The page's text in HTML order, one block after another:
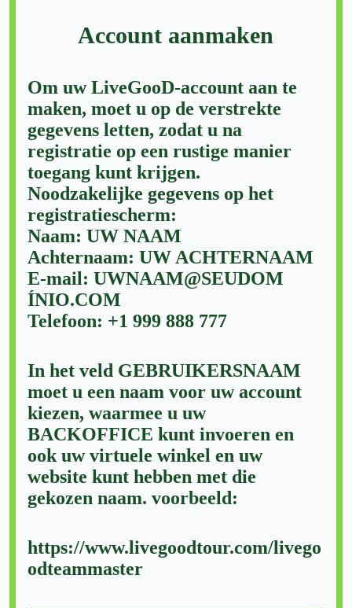
Account aanmaken
Om uw LiveGooD-account aan te
maken, moet u op de verstrekte
gegevens letten, zodat u na
registratie op een rustige manier
toegang kunt krijgen.
Noodzakelijke gegevens op het
registratiescherm:
Naam: UW NAAM
Achternaam: UW ACHTERNAAM
E-mail: UWNAAM@SEUDOM
ÍNIO.COM
Telefoon: +1 999 888 777
In het veld GEBRUIKERSNAAM
moet u een naam voor uw account
kiezen, waarmee u uw
BACKOFFICE kunt invoeren en
ook uw virtuele winkel en uw
website kunt hebben met die
gekozen naam. voorbeeld:
https://www.livegoodtour.com/livego
odteammaster